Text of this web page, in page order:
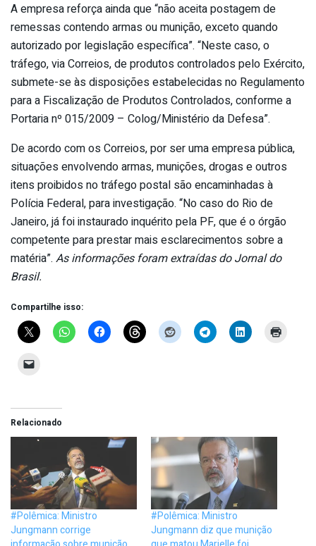
A empresa reforça ainda que “não aceita postagem de
remessas contendo armas ou munição, exceto quando
autorizado por legislação específica”. “Neste caso, o
tráfego, via Correios, de produtos controlados pelo Exército,
submete-se às disposições estabelecidas no Regulamento
para a Fiscalização de Produtos Controlados, conforme a
Portaria nº 015/2009 – Colog/Ministério da Defesa”.
De acordo com os Correios, por ser uma empresa pública,
situações envolvendo armas, munições, drogas e outros
itens proibidos no tráfego postal são encaminhadas à
Polícia Federal, para investigação. “No caso do Rio de
Janeiro, já foi instaurado inquérito pela PF, que é o órgão
competente para prestar mais esclarecimentos sobre a
matéria”. As informações foram extraídas do Jornal do
Brasil.
Compartilhe isso:
Relacionado
#Polêmica: Ministro
Jungmann corrige
#Polêmica: Ministro
Jungmann diz que munição